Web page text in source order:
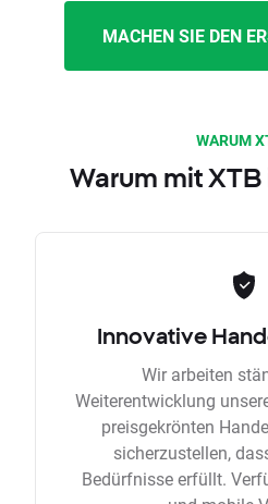
MACHEN SIE DEN
WARUM
Warum mit
Innovative
Wir arbeiten
Weiterentwicklung
preisgekrönten
sicherzustellen,
Bedürfnisse erfüllt.